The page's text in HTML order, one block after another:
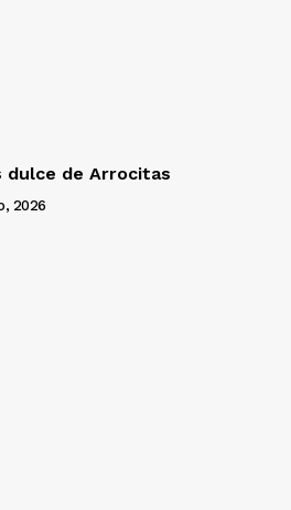
dulce de Arrocitas
2026